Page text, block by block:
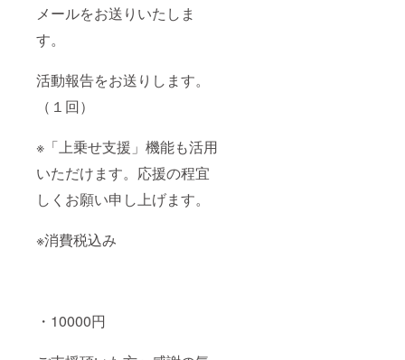
メールをお送りいたしま
す。
活動報告をお送りします。
（１回）
※「上乗せ支援」機能も活用
いただけます。応援の程宜
しくお願い申し上げます。
※消費税込み
・10000円